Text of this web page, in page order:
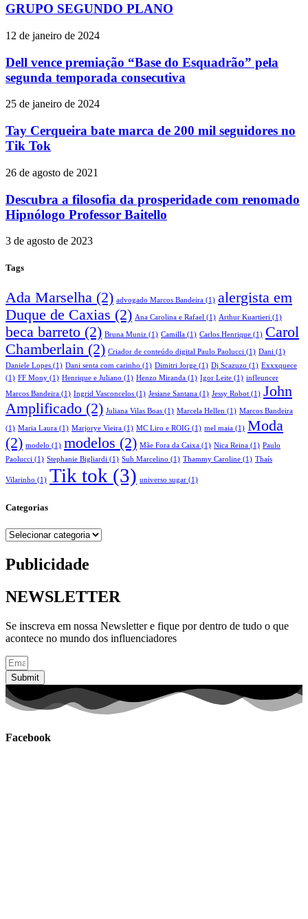
GRUPO SEGUNDO PLANO
12 de janeiro de 2024
Dell vence premiação “Base do Esquadrão” pela
segunda temporada consecutiva
25 de janeiro de 2024
Tay Cerqueira bate marca de 200 mil seguidores no
Tik Tok
26 de agosto de 2021
Descubra a filosofia da prosperidade com renomado
Hipnólogo Professor Baitello
3 de agosto de 2023
Tags
Ada Marselha (2) advogado Marcos Bandeira (1) alergista em
Duque de Caxias (2) Ana Carolina e Rafael (1) Arthur Kuartieri (1)
beca barreto (2) Bruna Muniz (1) Camilla (1) Carlos Henrique (1) Carol
Chamberlain (2) Criador de conteúdo digital Paulo Paolucci (1) Dani (1)
Daniele Lopes (1) Dani senta com carinho (1) Dimitri Jorge (1) Dj Scazuzo (1) Exxxquece
(1) FF Mony (1) Henrique e Juliano (1) Henzo Miranda (1) Igor Leite (1) infleuncer
Marcos Bandeira (1) Ingrid Vasconcelos (1) Jesiane Santana (1) Jessy Robot (1) John
Amplificado (2) Juliana Vilas Boas (1) Marcela Hellen (1) Marcos Bandeira
(1) Maria Laura (1) Marjorye Vieira (1) MC Liro e ROIG (1) mel maia (1) Moda
(2) modelo (1) modelos (2) Mãe Fora da Caixa (1) Nica Reina (1) Paulo
Paolucci (1) Stephanie Bigliardi (1) Suh Marcelino (1) Thammy Caroline (1) Thaís
Vilarinho (1) Tik tok (3) universo sugar (1)
Categorias
Categorias
Publicidade
NEWSLETTER
Se inscreva em nossa Newsletter e fique por dentro de tudo o que
acontece no mundo dos influenciadores
Submit
Facebook